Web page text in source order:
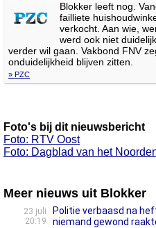
Blokker leeft nog.
failliete
verkocht. Aan wie,
werd ook niet
verder wil gaan. Vakbond FNV
onduidelijkheid blijven zitten.
» PZC
Foto's bij dit nieuwsbericht
Foto: RTV Oost
Foto: Dagblad van het
Meer nieuws uit Blokker
23 juli
20:19
Politie verbaasd na
niemand gewond